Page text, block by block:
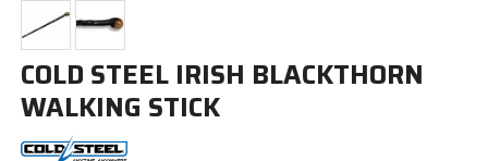
COLD STEEL IRISH BLACKTHORN
WALKING STICK